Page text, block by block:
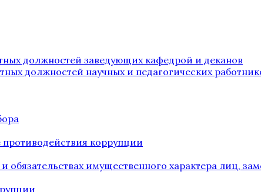
должностей заведующих кафедрой и деканов
должностей научных и педагогических
коррупции
обязательствах имущественного характера лиц,